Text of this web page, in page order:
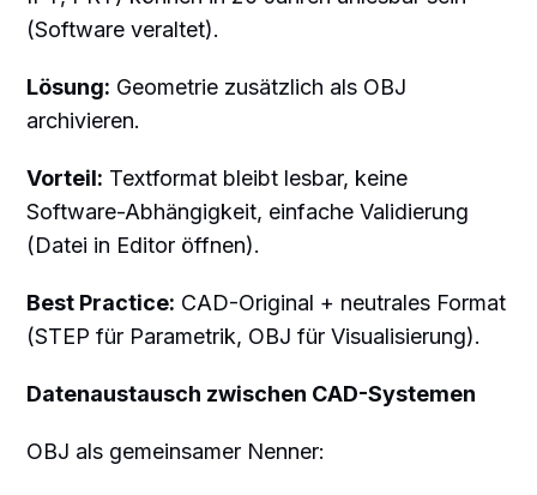
(Software veraltet).
Lösung: Geometrie zusätzlich als OBJ
archivieren.
Vorteil: Textformat bleibt lesbar, keine
Software-Abhängigkeit, einfache Validierung
(Datei in Editor öffnen).
Best Practice: CAD-Original + neutrales Format
(STEP für Parametrik, OBJ für Visualisierung).
Datenaustausch zwischen CAD-Systemen
OBJ als gemeinsamer Nenner: